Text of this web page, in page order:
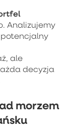
Analizujemy
ale
decyzja
morzem